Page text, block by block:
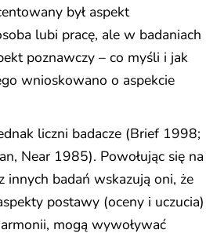
był aspekt
lubi pracę, ale w badaniach
poznawczy – co myśli i jak
wnioskowano o aspekcie
liczni badacze (Brief 1998;
Near 1985). Powołując się na
innych badań wskazują oni, że
postawy (oceny i uczucia)
mogą wywoływać